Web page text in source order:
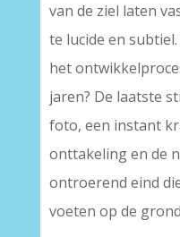
van de ziel laten
te lucide en
het
jaren? De laatste
foto, een instant
onttakeling en de
ontroerend eind
voeten op de